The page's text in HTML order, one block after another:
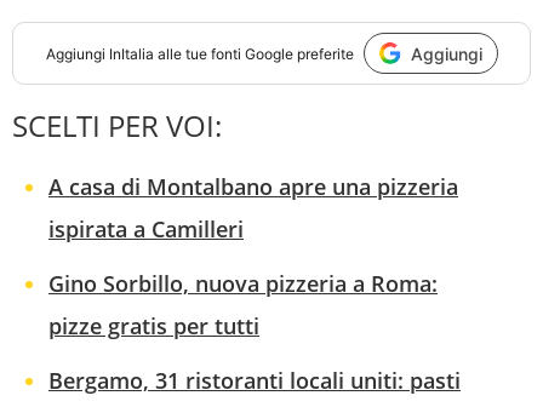
Aggiungi InItalia alle tue fonti Google preferite Aggiungi
SCELTI PER VOI:
A casa di Montalbano apre una pizzeria
ispirata a Camilleri
Gino Sorbillo, nuova pizzeria a Roma:
pizze gratis per tutti
Bergamo, 31 ristoranti locali uniti: pasti